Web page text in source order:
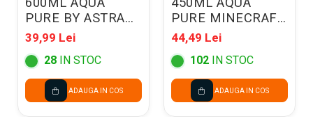
PURE BY ASTRA
PINK/MINT
511025017
39,99 Lei
28 IN STOC
ADAUGA IN COS
PURE MINECRAFT
511021001
44,49 Lei
102 IN STOC
ADAUGA IN COS